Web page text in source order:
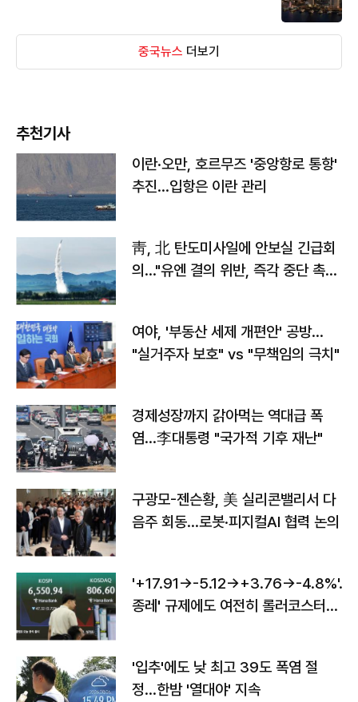
중국뉴스 더보기
추천기사
이란·오만, 호르무즈 '중앙항로 통항'
추진…입항은 이란 관리
靑, 北 탄도미사일에 안보실 긴급회
의…"유엔 결의 위반, 즉각 중단 촉
여야, '부동산 세제 개편안' 공방…
"실거주자 보호" vs "무책임의 극치"
경제성장까지 갉아먹는 역대급 폭
염…李대통령 "국가적 기후 재난"
구광모-젠슨황, 美 실리콘밸리서 다
음주 회동…로봇·피지컬AI 협력 논의
'+17.91→-5.12→+3.76→-4.8%'…'
종레' 규제에도 여전히 롤러코스터
'입추'에도 낮 최고 39도 폭염 절
정…한밤 '열대야' 지속